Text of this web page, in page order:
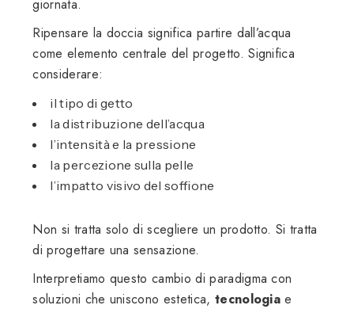
giornata.
Ripensare la doccia significa partire dall’acqua
come elemento centrale del progetto. Significa
considerare:
il tipo di getto
la distribuzione dell’acqua
l’intensità e la pressione
la percezione sulla pelle
l’impatto visivo del soffione
Non si tratta solo di scegliere un prodotto. Si tratta
di progettare una sensazione.
Interpretiamo questo cambio di paradigma con
soluzioni che uniscono estetica, tecnologiae